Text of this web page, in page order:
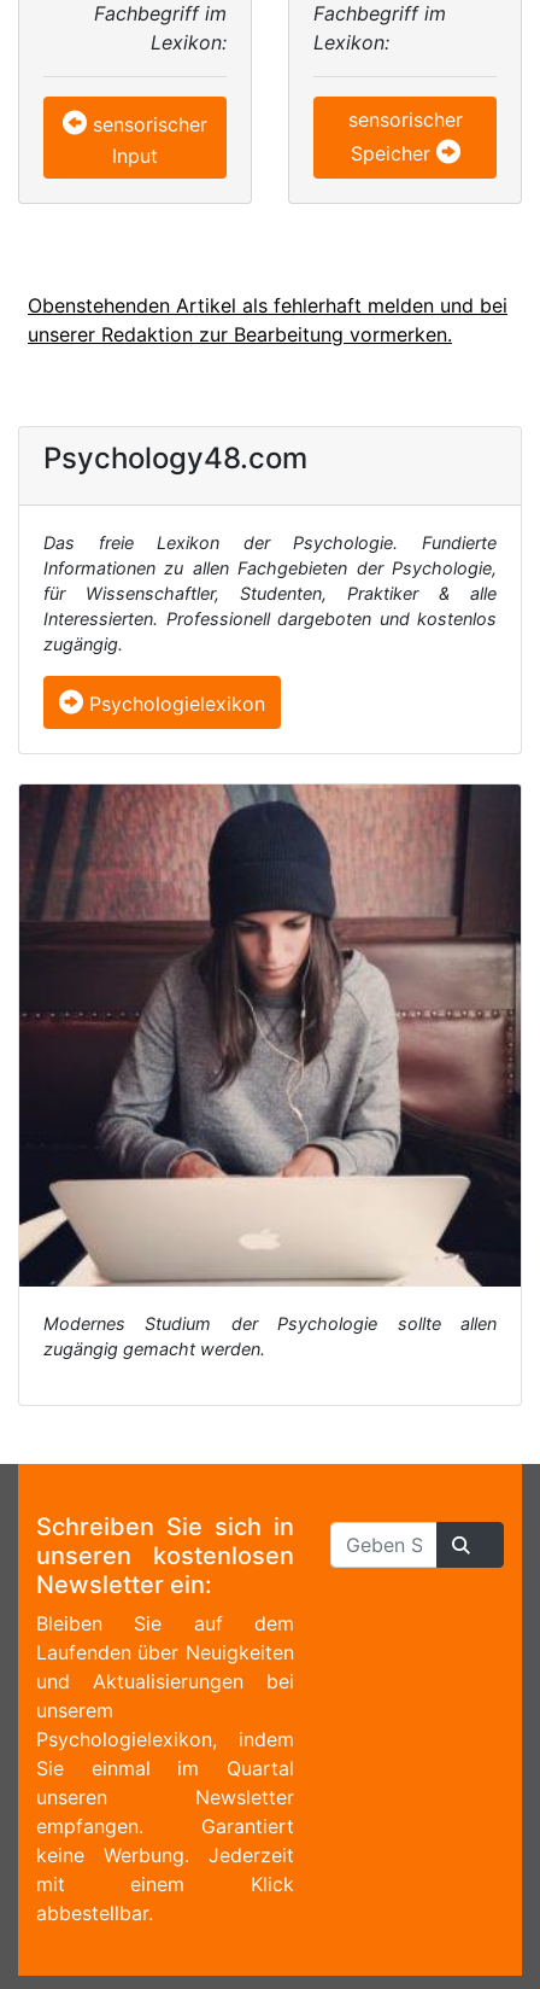
Fachbegriff im
Lexikon:
sensorischer
Input
Fachbegriff im
Lexikon:
sensorischer
Speicher
Obenstehenden Artikel als fehlerhaft melden und bei
unserer Redaktion zur Bearbeitung vormerken.
Psychology48.com
Das freie Lexikon der Psychologie. Fundierte
Informationen zu allen Fachgebieten der Psychologie,
für Wissenschaftler, Studenten, Praktiker & alle
Interessierten. Professionell dargeboten und kostenlos
zugängig.
Psychologielexikon
Modernes Studium der Psychologie sollte allen
zugängig gemacht werden.
Schreiben Sie sich in
unseren kostenlosen
Newsletter ein:
Bleiben Sie auf dem
Laufenden über Neuigkeiten
und Aktualisierungen bei
unserem
Psychologielexikon, indem
Sie einmal im Quartal
unseren Newsletter
empfangen. Garantiert
keine Werbung. Jederzeit
mit einem Klick
abbestellbar.